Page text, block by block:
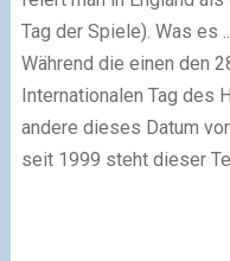
Tag der Spiele). Was es
Während die einen den
Internationalen Tag des
andere dieses Datum
seit 1999 steht dieser